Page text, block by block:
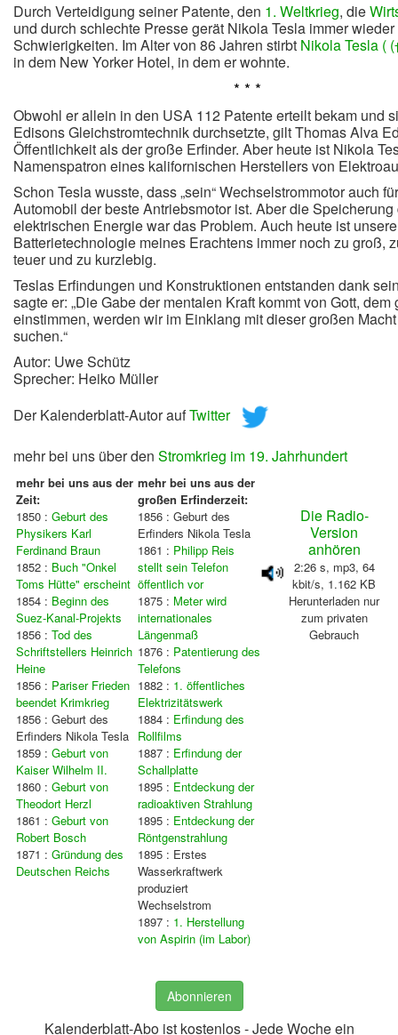
Durch Verteidigung seiner Patente, den 1. Weltkrieg, die
und durch schlechte Presse gerät Nikola Tesla immer
Schwierigkeiten. Im Alter von 86 Jahren stirbt Nikola Tesla ( (
in dem New Yorker Hotel, in dem er wohnte.
* * *
Obwohl er allein in den USA 112 Patente erteilt bekam und
Edisons Gleichstromtechnik durchsetzte, gilt Thomas Alva
Öffentlichkeit als der große Erfinder. Aber heute ist Nikola
Namenspatron eines kalifornischen Herstellers von
Schon Tesla wusste, dass „sein“ Wechselstrommotor auch
Automobil der beste Antriebsmotor ist. Aber die Speicherung
elektrischen Energie war das Problem. Auch heute ist unsere
Batterietechnologie meines Erachtens immer noch zu groß,
teuer und zu kurzlebig.
Teslas Erfindungen und Konstruktionen entstanden dank
sagte er: „Die Gabe der mentalen Kraft kommt von Gott,
einstimmen, werden wir im Einklang mit dieser großen
suchen.“
Autor: Uwe Schütz
Sprecher: Heiko Müller
Der Kalenderblatt-Autor aufTwitter
mehr bei uns über den Stromkrieg im 19. Jahrhundert
mehr bei uns aus der
Zeit:
mehr bei uns aus der
großen Erfinderzeit:
1850 : Geburt des
Physikers Karl
Ferdinand Braun
1852 : Buch "Onkel
Toms Hütte" erscheint
1854 : Beginn des
Suez-Kanal-Projekts
1856 : Tod des
Schriftstellers Heinrich
Heine
1856 : Pariser Frieden
beendet Krimkrieg
1856 : Geburt des
Erfinders Nikola Tesla
1859 : Geburt von
Kaiser Wilhelm II.
1860 : Geburt von
Theodort Herzl
1861 : Geburt von
Robert Bosch
1871 : Gründung des
Deutschen Reichs
1856 : Geburt des
Erfinders Nikola Tesla
1861 : Philipp Reis
stellt sein Telefon
öffentlich vor
1875 : Meter wird
internationales
Längenmaß
1876 : Patentierung des
Telefons
1882 : 1. öffentliches
Elektrizitätswerk
1884 : Erfindung des
Rollfilms
1887 : Erfindung der
Schallplatte
1895 : Entdeckung der
radioaktiven Strahlung
1895 : Entdeckung der
Röntgenstrahlung
1895 : Erstes
Wasserkraftwerk
produziert
Wechselstrom
1897 : 1. Herstellung
von Aspirin (im Labor)
Die Radio-
Version
anhören
2:26 s, mp3, 64
kbit/s, 1.162 KB
Herunterladen nur
zum privaten
Gebrauch
Abonnieren
Kalenderblatt-Abo ist kostenlos - Jede Woche ein